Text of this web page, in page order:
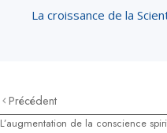
La croissance de la
Précédent
L’augmentation de la conscience